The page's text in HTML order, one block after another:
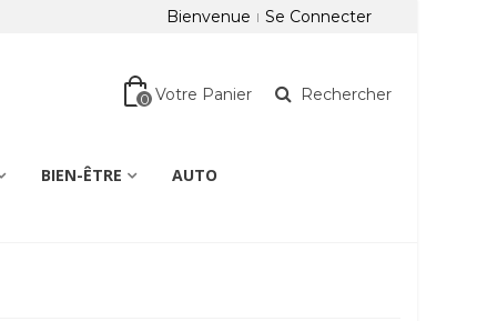
Bienvenue Se Connecter
0 Votre Panier Rechercher
BIEN-ÊTRE AUTO